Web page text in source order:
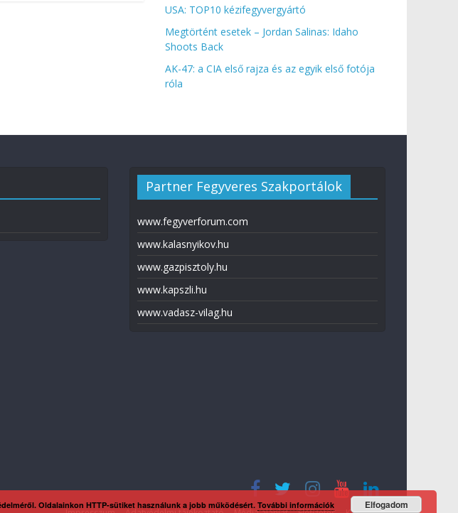
USA: TOP10 kézifegyvergyártó
Megtörtént esetek – Jordan Salinas: Idaho
Shoots Back
AK-47: a CIA első rajza és az egyik első fotója
róla
Partner Fegyveres Szakportálok
www.fegyverforum.com
www.kalasnyikov.hu
www.gazpisztoly.hu
www.kapszli.hu
www.vadasz-vilag.hu
Oldalainkon HTTP-sütiket használunk a jobb működésért.További információk Elfogadom